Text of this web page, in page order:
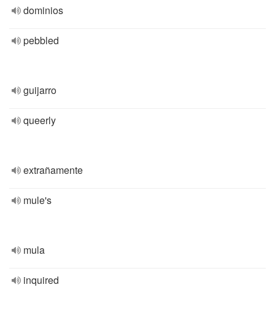
dominios
pebbled
guijarro
queerly
extrañamente
mule's
mula
inquired